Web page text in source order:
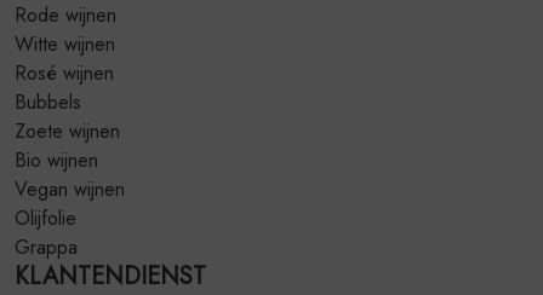
Rode wijnen
Witte wijnen
Rosé wijnen
Bubbels
Zoete wijnen
Bio wijnen
Vegan wijnen
Olijfolie
Grappa
KLANTENDIENST